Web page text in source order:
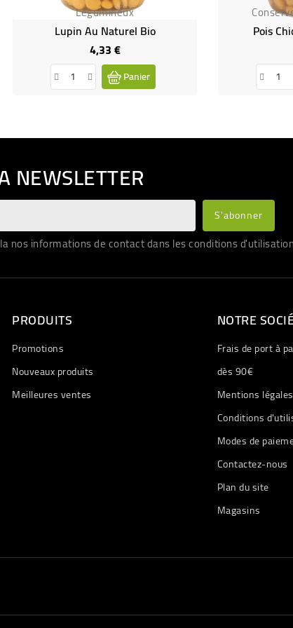
Legumineux
Lupin Au Naturel Bio
4,33 €Prix
Panier
Pois
NEWSLETTER
nos informations de contact dans les conditions
PRODUITS
Promotions
Nouveaux produits
Meilleures ventes
NOTRE
Frais de port à
dès 90€
Mentions légales
Conditions
Modes de
Contactez-nous
Plan du site
Magasins